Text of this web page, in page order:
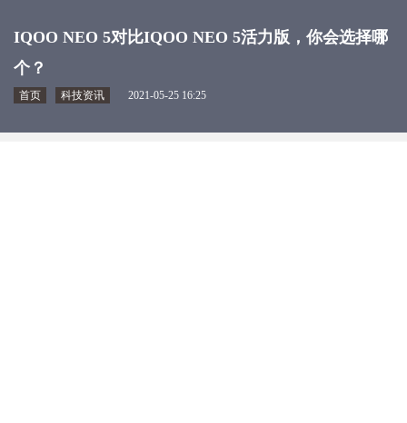
IQOO NEO 5对比IQOO NEO 5活力版，你会选择哪
个？
首页 科技资讯 2021-05-25 16:25